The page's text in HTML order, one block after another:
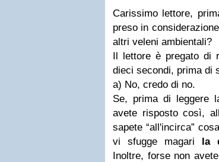
Carissimo lettore,
preso in
altri veleni ambientali?
Il lettore è pregato di
dieci secondi, prima di
a) No, credo di no.
Se, prima di leggere
avete risposto così,
sapete “all'incirca”
vi sfugge magari la
Inoltre, forse non